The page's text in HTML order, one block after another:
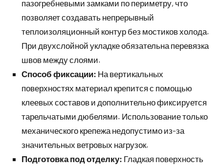
пазогребневыми замками по периметру, что
позволяет создавать непрерывный
теплоизоляционный контур без мостиков холода.
При двухслойной укладке обязательна перевязка
швов между слоями.
Способ фиксации: На вертикальных
поверхностях материал крепится с помощью
клеевых составов и дополнительно фиксируется
тарельчатыми дюбелями. Использование только
механического крепежа недопустимо из-за
значительных ветровых нагрузок.
Подготовка под отделку: Гладкая поверхность